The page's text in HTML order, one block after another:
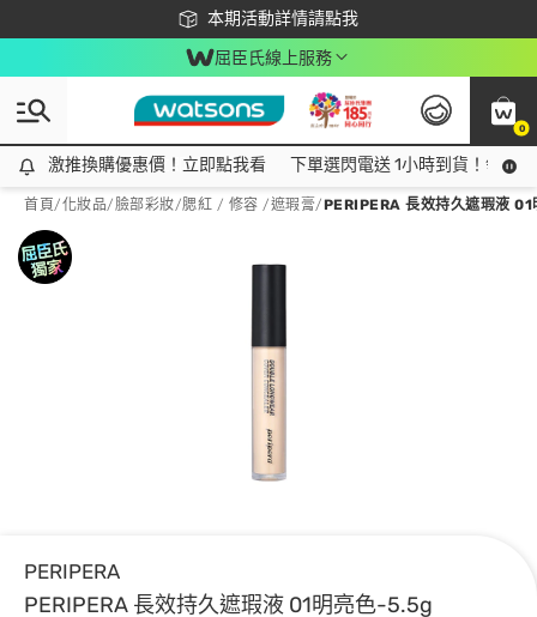
本期活動詳情請點我
下載app最高回饋$350
屈臣氏線上服務
0
激推換購優惠價！立即點我看
激推換購優惠價！立即點我看 下單選閃電送 1小時到貨！領神
首頁/化妝品/臉部彩妝/腮紅 / 修容 /遮瑕膏/PERIPERA 長效持久遮瑕液
PERIPERA
PERIPERA 長效持久遮瑕液 01明亮色-5.5g